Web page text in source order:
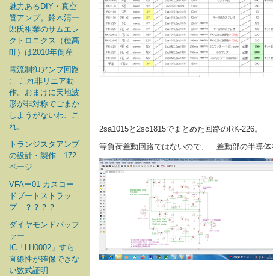
魅力あるDIY・真空
管アンプ。鈴木清一
郎氏祖業のサムエレ
クトロニクス（穂高
町）は2010年倒産
電流制御アンプ回路
: これ非リニア動
作。おまけに天地波
形が非対称でごまか
しようがないわ、こ
れ。
トランジスタアンプ
の設計・製作 172
ページ
VFAー01 カスコー
ドブートストラッ
プ ？？？？
ダイヤモンドバッフ
ァー
IC「LH0002」すら
直線性が確保できな
い数式証明
2sa1015と2sc1815でまとめた回路のRK-226。
等負荷差動回路ではないので、 差動部の半導